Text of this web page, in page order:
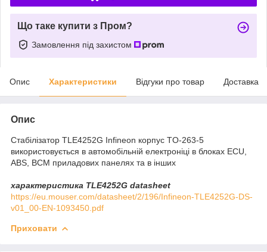
Що таке купити з Пром?
Замовлення під захистом
Опис Характеристики Відгуки про товар Доставка
Опис
Стабілізатор TLE4252G Infineon корпус TO-263-5
використовується в автомобільній електроніці в блоках ECU,
ABS, BCM приладових панелях та в інших
характеристика TLE4252G datasheet
https://eu.mouser.com/datasheet/2/196/Infineon-TLE4252G-DS-
v01_00-EN-1093450.pdf
Приховати